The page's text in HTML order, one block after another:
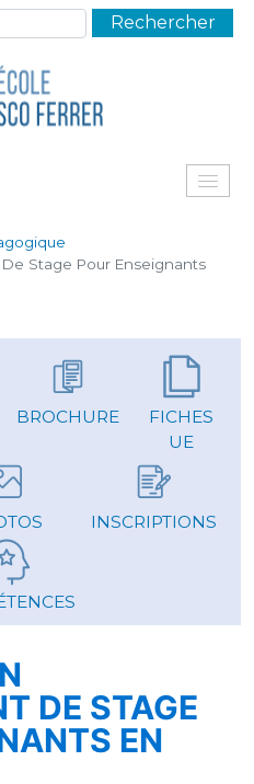
Aller au contenu principal
Stage Pour Enseignants
BROCHURE
FICHES
UE
INSCRIPTIONS
DE STAGE
EN